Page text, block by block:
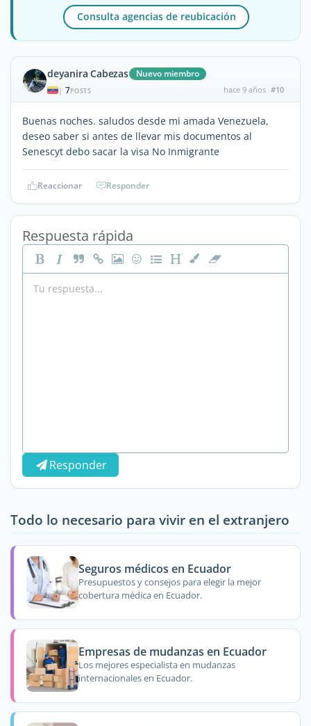
Consulta agencias de reubicación
deyanira Cabezas Nuevo miembro
| 7POSTS hace 9 años #10
Buenas noches. saludos desde mi amada Venezuela,
deseo saber si antes de llevar mis documentos al
Senescyt debo sacar la visa No Inmigrante
Reaccionar Responder
Respuesta rápida
Responder
Todo lo necesario para vivir en el extranjero
Seguros médicos en Ecuador
Presupuestos y consejos para elegir la mejor
cobertura médica en Ecuador.
Empresas de mudanzas en Ecuador
Los mejores especialista en mudanzas
internacionales en Ecuador.